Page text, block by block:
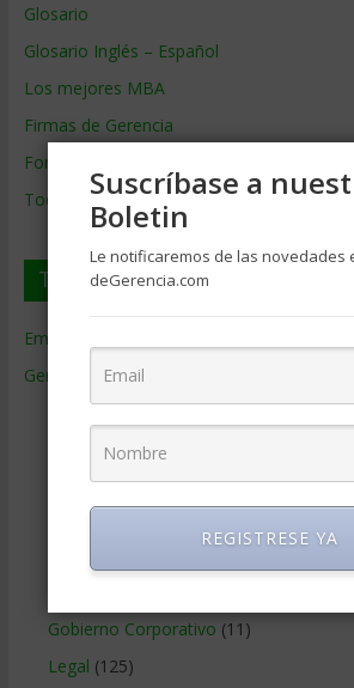
Glosario
Glosario Inglés – Español
Los mejores MBA
Firmas de Gerencia
Formación de Gerencia
Todos los Temas
Temas de Gerencia
Empresas de Gerencia
Gerencia
(9.481)
Ciencias Económicas(80)
Contabilidad (466)
Educacion Gerencial(454)
Estrategia Empresarial
Gobierno Corporativo (11)
Legal (125)
Suscríbase a
Boletin
Le notificaremos de las novedades
deGerencia.com
REGISTRESE YA